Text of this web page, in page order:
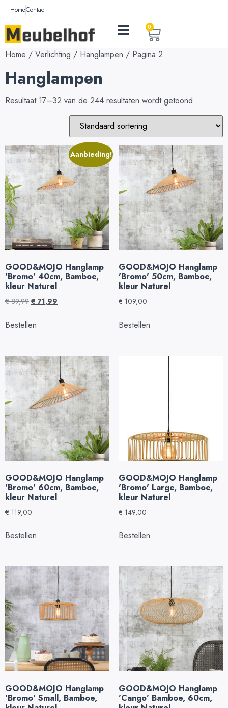
HomeContact
0
Home / Verlichting / Hanglampen / Pagina 2
Hanglampen
Resultaat 17–32 van de 244 resultaten wordt getoond
Aanbieding!
GOOD&MOJO Hanglamp
'Bromo' 40cm, Bamboe,
kleur Naturel
€89,99 € 71,99
Bestellen
GOOD&MOJO Hanglamp
'Bromo' 50cm, Bamboe,
kleur Naturel
€ 109,00
Bestellen
GOOD&MOJO Hanglamp
'Bromo' 60cm, Bamboe,
kleur Naturel
€ 119,00
Bestellen
GOOD&MOJO Hanglamp
'Bromo' Large, Bamboe,
kleur Naturel
€ 149,00
Bestellen
GOOD&MOJO Hanglamp
'Bromo' Small, Bamboe,
GOOD&MOJO Hanglamp
'Cango' Bamboe, 60cm,